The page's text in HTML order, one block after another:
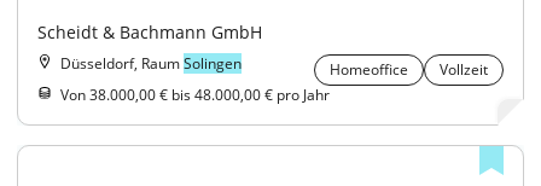
Scheidt & Bachmann GmbH
Düsseldorf, RaumSolingen Homeoffice
Vollzeit
Von 38.000,00 € bis 48.000,00 € pro Jahr